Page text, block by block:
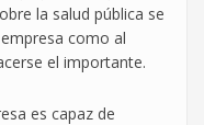
la salud pública se
como al
el importante.
es capaz de